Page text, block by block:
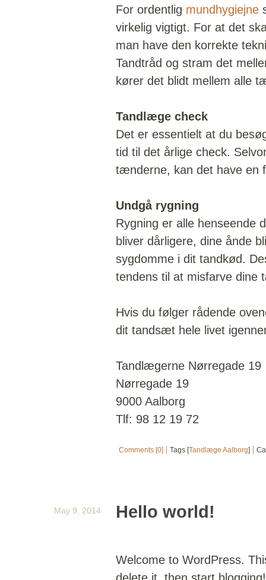
For ordentlig mundhygiejne
virkelig vigtigt. For at det
man have den korrekte
Tandtråd og stram det
kører det blidt mellem alle
Tandlæge check
Det er essentielt at du
tid til det årlige check.
tænderne, kan det have en
Undgå rygning
Rygning er alle henseende
bliver dårligere, dine ånde
sygdomme i dit tandkød.
tendens til at misfarve dine
Hvis du følger rådende
dit tandsæt hele livet
Tandlægerne Nørregade 19
Nørregade 19
9000 Aalborg
Tlf: 98 12 19 72
Comments [0] Tags [Tandlæge Aalborg]
May 9, 2014 Hello world!
Welcome to WordPress.
delete it, then start blogging!